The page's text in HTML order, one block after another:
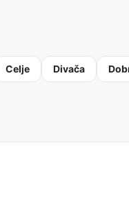
Celje Divača